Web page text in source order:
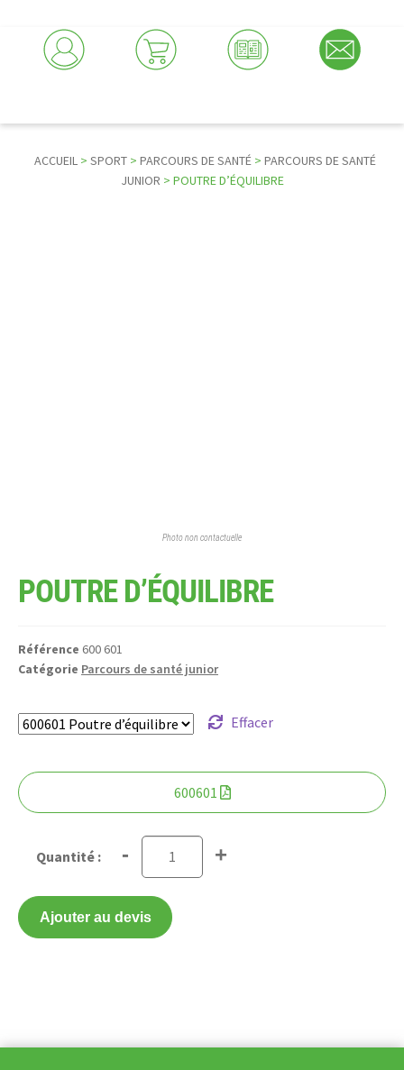
ACCUEIL >SPORT >PARCOURS DE SANTÉ >PARCOURS DE SANTÉ
JUNIOR > POUTRE D’ÉQUILIBRE
Photo non contactuelle
POUTRE D’ÉQUILIBRE
Référence 600 601
Catégorie Parcours de santé junior
Effacer
600601
- +
Ajouter au devis